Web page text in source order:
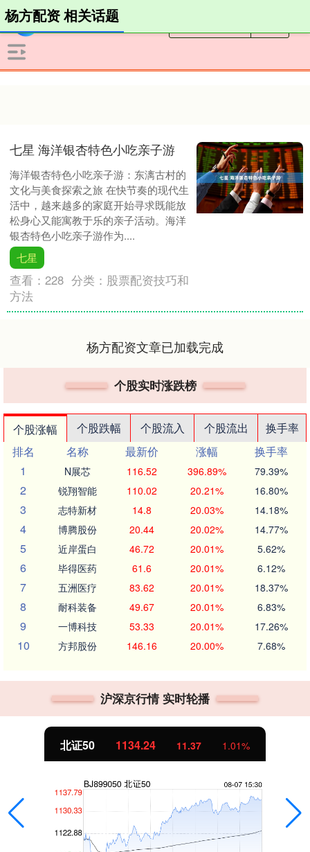
杨方配资 相关话题
七星 海洋银杏特色小吃亲子游
海洋银杏特色小吃亲子游：东漓古村的
文化与美食探索之旅 在快节奏的现代生
活中，越来越多的家庭开始寻求既能放
松身心又能寓教于乐的亲子活动。海洋
银杏特色小吃亲子游作为....
七星
查看：228 分类： 股票配资技巧和
方法
杨方配资文章已加载完成
个股实时涨跌榜
个股涨幅 个股跌幅 个股流入 个股流出
换手率
排名
名称 最新价 涨幅
换手率
1
N展芯 116.52 396.89% 79.39%
2 锐翔智能 110.02 20.21% 16.80%
3 志特新材 14.8 20.03% 14.18%
4 博腾股份 20.44 20.02% 14.77%
5 近岸蛋白 46.72 20.01% 5.62%
6 毕得医药 61.6 20.01% 6.12%
7 五洲医疗 83.62 20.01% 18.37%
8 耐科装备 49.67 20.01% 6.83%
9 一博科技 53.33 20.01% 17.26%
10 方邦股份 146.16 20.00% 7.68%
沪深京行情 实时轮播
北证50 1134.24 11.37 1.01%